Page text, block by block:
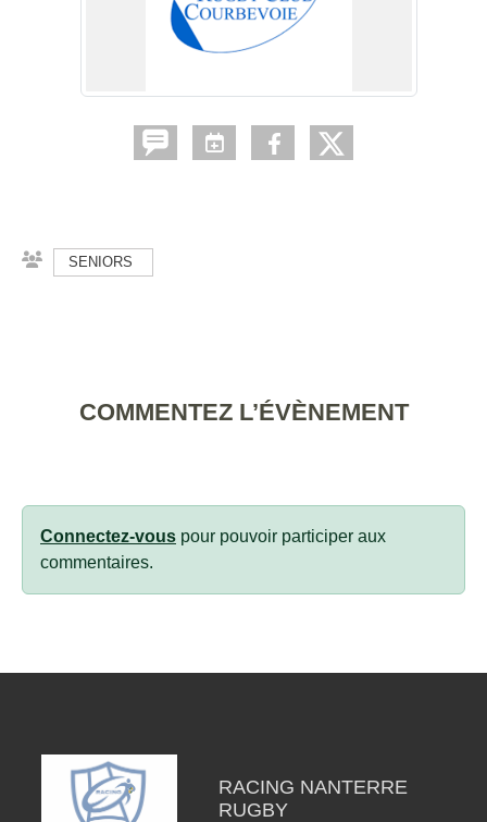
SENIORS
COMMENTEZ L’ÉVÈNEMENT
Connectez-vous pour pouvoir participer aux
commentaires.
RACING NANTERRE
RUGBY